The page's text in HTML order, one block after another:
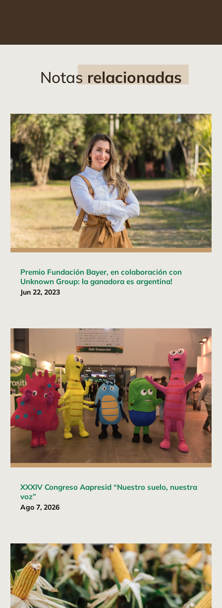
Notas relacionadas
Premio Fundación Bayer, en colaboración con
Unknown Group: la ganadora es argentina!
Jun 22, 2023
XXXIV Congreso Aapresid “Nuestro suelo, nuestra
voz”
Ago 7, 2026